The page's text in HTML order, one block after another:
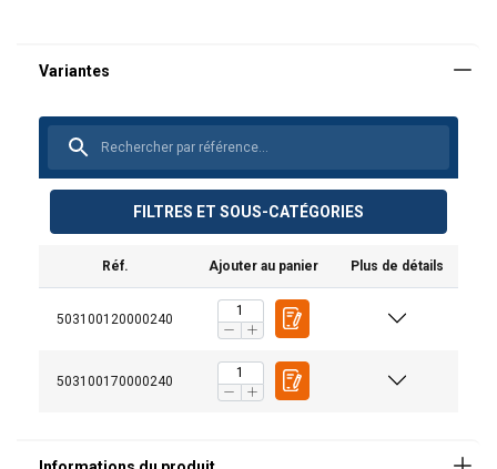
FILTRES ET SOUS-CATÉGORIES
Réf. Ajouter au panier Plus de détails
503100120000240
503100170000240
Marquage: